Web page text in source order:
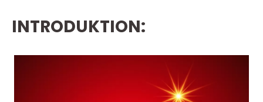
INTRODUKTION: